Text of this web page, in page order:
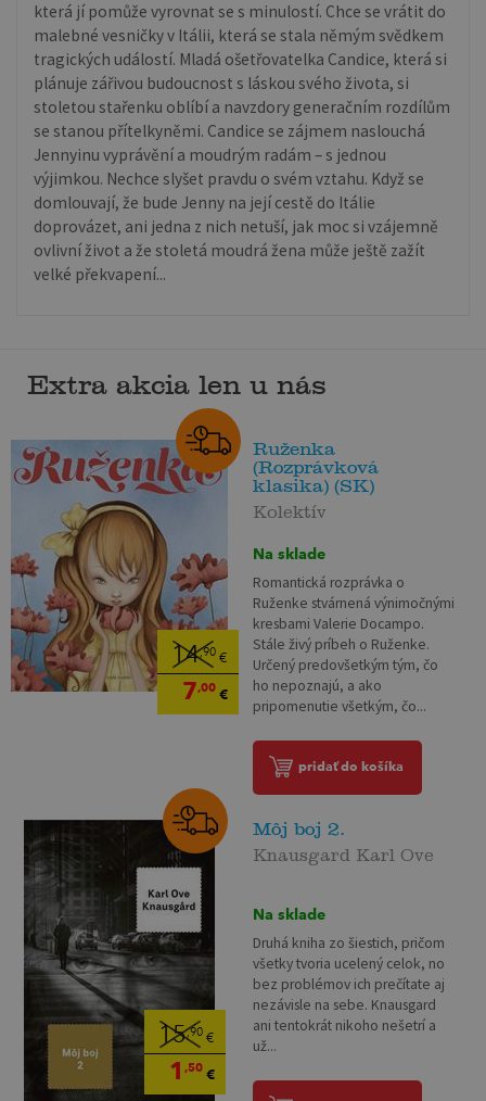
která jí pomůže vyrovnat se s minulostí. Chce se vrátit do
malebné vesničky v Itálii, která se stala němým svědkem
tragických událostí. Mladá ošetřovatelka Candice, která si
plánuje zářivou budoucnost s láskou svého života, si
stoletou stařenku oblíbí a navzdory generačním rozdílům
se stanou přítelkyněmi. Candice se zájmem naslouchá
Jennyinu vyprávění a moudrým radám – s jednou
výjimkou. Nechce slyšet pravdu o svém vztahu. Když se
domlouvají, že bude Jenny na její cestě do Itálie
doprovázet, ani jedna z nich netuší, jak moc si vzájemně
ovlivní život a že stoletá moudrá žena může ještě zažít
velké překvapení...
Extra akcia len u nás
14,90€
7,00€
Ruženka
(Rozprávková
klasika) (SK)
Kolektív
Na sklade
Romantická rozprávka o
Ruženke stvárnená výnimočnými
kresbami Valerie Docampo.
Stále živý príbeh o Ruženke.
Určený predovšetkým tým, čo
ho nepoznajú, a ako
pripomenutie všetkým, čo...
pridať do košíka
15,90€
1 ,50€
Môj boj 2.
Knausgard Karl Ove
Na sklade
Druhá kniha zo šiestich, pričom
všetky tvoria ucelený celok, no
bez problémov ich prečítate aj
nezávisle na sebe. Knausgard
ani tentokrát nikoho nešetrí a
už...